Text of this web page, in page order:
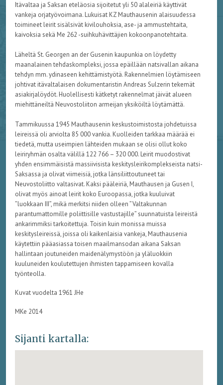
Itävaltaa ja Saksan eteläosia sijoitetut yli 50 alaleiriä käyttivät
vankeja orjatyövoimana. Lukuisat KZ Mauthausenin alaisuudessa
toimineet leirit sisälsivät kivilouhoksia, ase- ja ammustehtaita,
kaivoksia sekä Me 262 -suihkuhävittäjien kokoonpanotehtaita.
Läheltä St. Georgen an der Gusenin kaupunkia on löydetty
maanalainen tehdaskompleksi, jossa epäillään natsivallan aikana
tehdyn mm. ydinaseen kehittämistyötä. Rakennelmien löytämiseen
johtivat itävaltalaisen dokumentaristin Andreas Sulzerin tekemät
asiakirjalöydöt. Huolellisesti kätketyt rakennelmat jäivät alueen
miehittäneiltä Neuvostoliiton armeijan yksiköiltä löytämättä.
Tammikuussa 1945 Mauthausenin keskustoimistosta johdetuissa
leireissä oli arviolta 85 000 vankia. Kuolleiden tarkkaa määrää ei
tiedetä, mutta useimpien lähteiden mukaan se olisi ollut koko
leiriryhmän osalta välillä 122 766 – 320 000. Leirit muodostivat
yhden ensimmäisistä massiivisista keskitysleirikomplekseista natsi-
Saksassa ja olivat viimeisiä, jotka länsiliittoutuneet tai
Neuvostoliitto valtasivat. Kaksi pääleiriä, Mauthausen ja Gusen I,
olivat myös ainoat leirit koko Euroopassa, jotka kuuluivat
”luokkaan III”, mikä merkitsi niiden olleen ”Valtakunnan
parantumattomille poliittisille vastustajille” suunnatuista leireistä
ankarimmiksi tarkoitettuja. Toisin kuin monissa muissa
keskitysleireissä, joissa oli kaikenlaisia vankeja, Mauthausenia
käytettiin pääasiassa toisen maailmansodan aikana Saksan
hallintaan joutuneiden maidenälymystöön ja yläluokkiin
kuuluneiden koulutettujen ihmisten tappamiseen kovalla
työnteolla.
Kuvat vuodelta 1961 JHe
MKe 2014
Sijanti kartalla: